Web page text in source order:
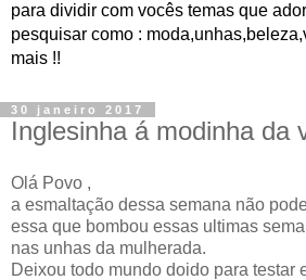
para dividir com vocês temas que
pesquisar como :
mais !!
30 janeiro 2017
Inglesinha á modinha da
Olá Povo ,
a esmaltação dessa semana não
essa que bombou essas ultimas
nas unhas da mulherada.
Deixou todo mundo doido para testar